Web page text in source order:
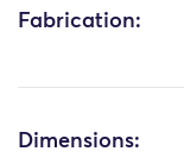
Fabrication:
Dimensions: